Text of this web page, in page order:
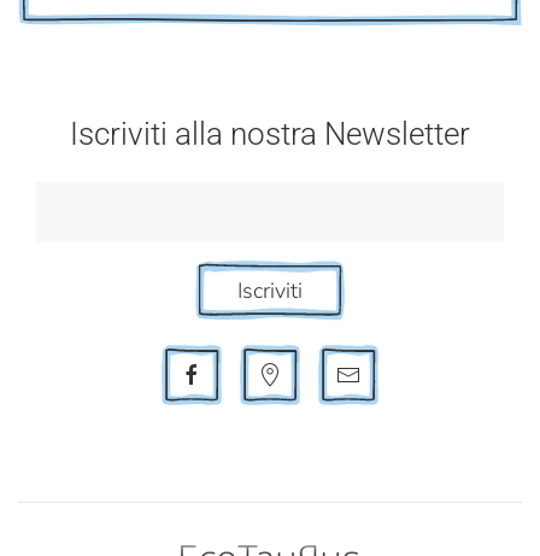
Iscriviti alla nostra Newsletter
Iscriviti